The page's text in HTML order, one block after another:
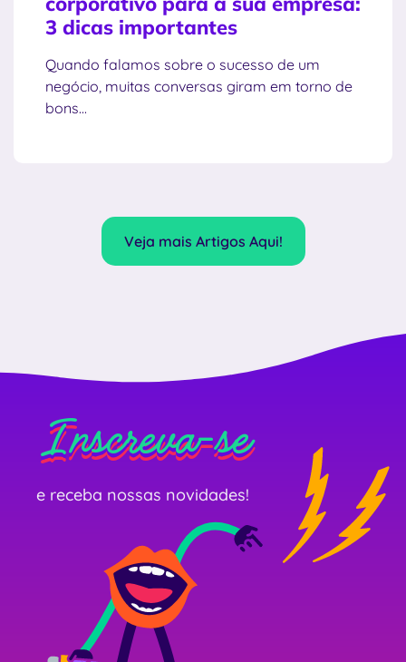
3 dicas importantes
Quando falamos sobre o sucesso de um
negócio, muitas conversas giram em torno de
bons...
Veja mais Artigos Aqui!
Inscreva-se
Inscreva-se
Inscreva-se
e receba nossas novidades!